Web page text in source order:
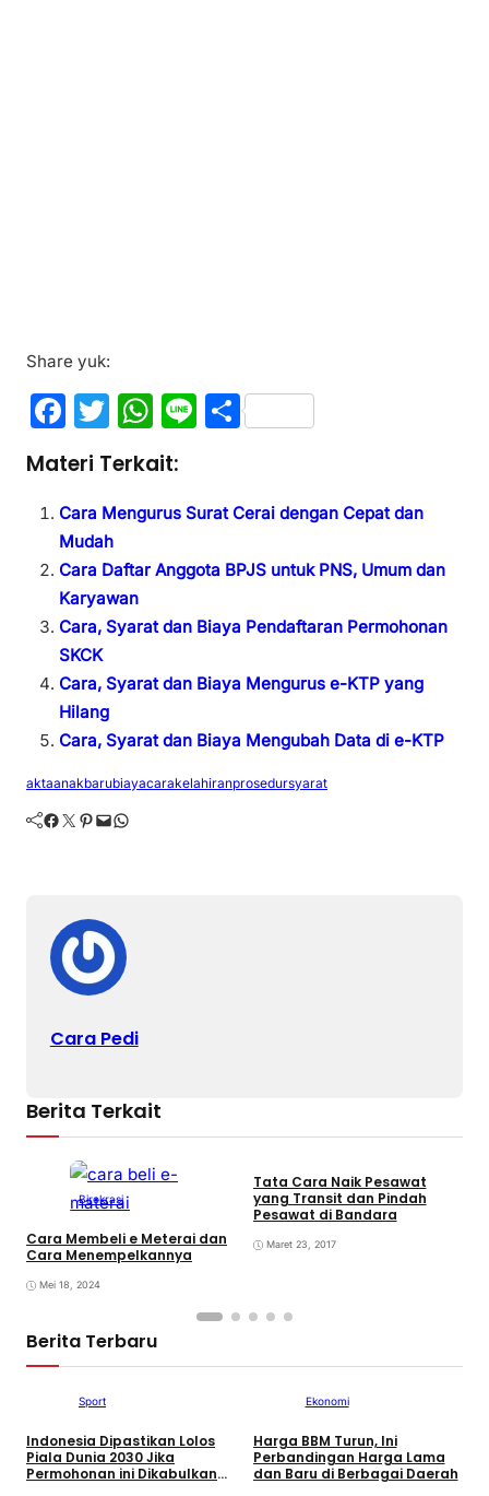
Share yuk:
F
c
e
b
o
o
k
T
w
itt
er
W
h
at
s
p
p
Li S
e
Materi Terkait:
Cara Mengurus Surat Cerai dengan Cepat dan
Mudah
Cara Daftar Anggota BPJS untuk PNS, Umum dan
Karyawan
Cara, Syarat dan Biaya Pendaftaran Permohonan
SKCK
Cara, Syarat dan Biaya Mengurus e-KTP yang
Hilang
Cara, Syarat dan Biaya Mengubah Data di e-KTP
aktaanakbarubiayacarakelahiranprosedursyarat
Facebook Twitter Pinterest Mail WhatsApp
Cara Pedi
Berita Terkait
Birokrasi
Cara Membeli e Meterai dan
Cara Menempelkannya
Mei 18, 2024
Tata Cara Naik Pesawat
yang Transit dan Pindah
Pesawat di Bandara
Maret 23, 2017
Berita Terbaru
Sport
Indonesia Dipastikan Lolos
Piala Dunia 2030 Jika
Permohonan ini Dikabulkan
Ekonomi
Harga BBM Turun, Ini
Perbandingan Harga Lama
dan Baru di Berbagai Daerah